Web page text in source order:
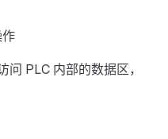
PLC 内部的数据区，